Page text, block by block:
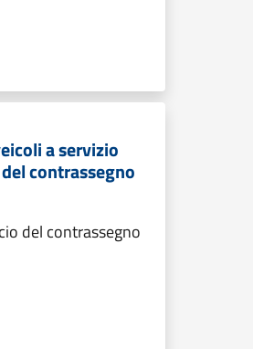
a servizio
contrassegno
del contrassegno